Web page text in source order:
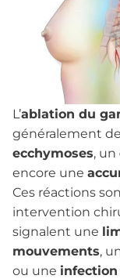
L’ablation du
généralement
ecchymoses, un
encore une
Ces réactions
intervention
signalent une
mouvements,
ou une